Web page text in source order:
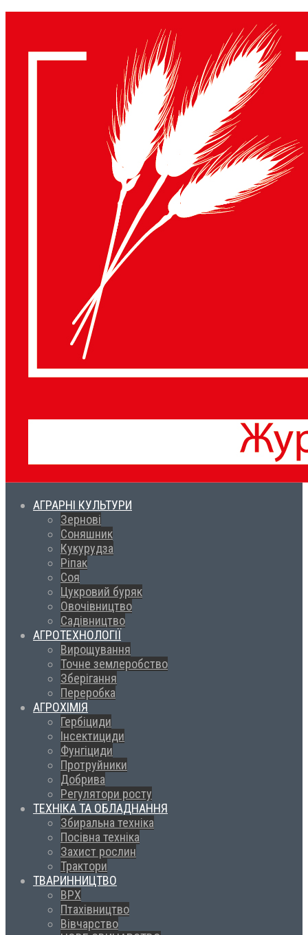
АГРАРНІ КУЛЬТУРИ
Зернові
Соняшник
Кукурудза
Ріпак
Соя
Цукровий буряк
Овочівництво
Садівництво
АГРОТЕХНОЛОГІЇ
Вирощування
Точне землеробство
Зберігання
Переробка
АГРОХІМІЯ
Гербіциди
Інсектициди
Фунгіциди
Протруйники
Добрива
Регулятори росту
ТЕХНІКА ТА ОБЛАДНАННЯ
Збиральна техніка
Посівна техніка
Захист рослин
Трактори
ТВАРИННИЦТВО
ВРХ
Птахівництво
Вівчарство